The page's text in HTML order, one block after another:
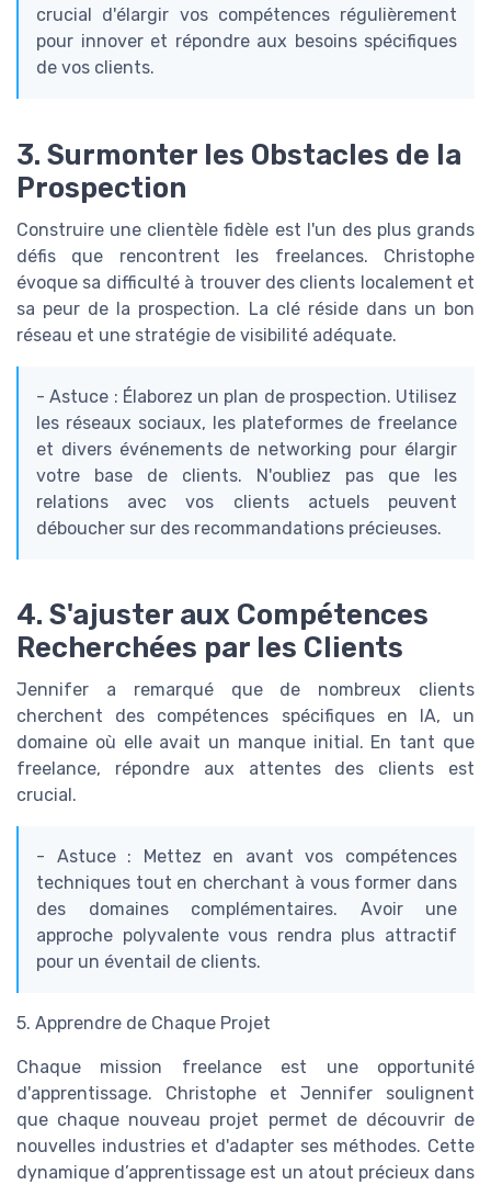
crucial d'élargir vos compétences régulièrement
pour innover et répondre aux besoins spécifiques
de vos clients.
3. Surmonter les Obstacles de la
Prospection
Construire une clientèle fidèle est l'un des plus grands
défis que rencontrent les freelances. Christophe
évoque sa difficulté à trouver des clients localement et
sa peur de la prospection. La clé réside dans un bon
réseau et une stratégie de visibilité adéquate.
- Astuce : Élaborez un plan de prospection. Utilisez
les réseaux sociaux, les plateformes de freelance
et divers événements de networking pour élargir
votre base de clients. N'oubliez pas que les
relations avec vos clients actuels peuvent
déboucher sur des recommandations précieuses.
4. S'ajuster aux Compétences
Recherchées par les Clients
Jennifer a remarqué que de nombreux clients
cherchent des compétences spécifiques en IA, un
domaine où elle avait un manque initial. En tant que
freelance, répondre aux attentes des clients est
crucial.
- Astuce : Mettez en avant vos compétences
techniques tout en cherchant à vous former dans
des domaines complémentaires. Avoir une
approche polyvalente vous rendra plus attractif
pour un éventail de clients.
5. Apprendre de Chaque Projet
Chaque mission freelance est une opportunité
d'apprentissage. Christophe et Jennifer soulignent
que chaque nouveau projet permet de découvrir de
nouvelles industries et d'adapter ses méthodes. Cette
dynamique d’apprentissage est un atout précieux dans